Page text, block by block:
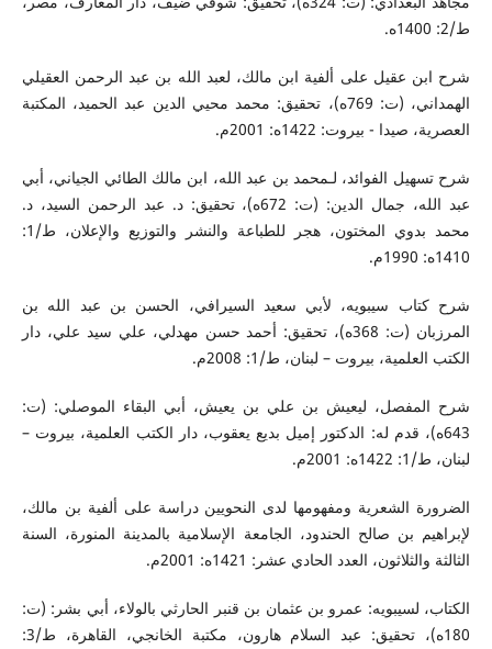
ط/2: 1400ه.
شرح ابن عقيل على ألفية ابن مالك، لعبد الله بن عبد الرحمن العقيلي
الهمداني، (ت: 769ه)، تحقيق: محمد محيي الدين عبد الحميد، المكتبة
العصرية، صيدا - بيروت: 1422ه: 2001م.
شرح تسهيل الفوائد، لـمحمد بن عبد الله، ابن مالك الطائي الجياني، أبي
عبد الله، جمال الدين: (ت: 672ه)، تحقيق: د. عبد الرحمن السيد، د.
محمد بدوي المختون، هجر للطباعة والنشر والتوزيع والإعلان، ط/1:
1410ه: 1990م.
شرح كتاب سيبويه، لأبي سعيد السيرافي، الحسن بن عبد الله بن
المرزبان (ت: 368ه)، تحقيق: أحمد حسن مهدلي، علي سيد علي، دار
الكتب العلمية، بيروت – لبنان، ط/1: 2008م.
شرح المفصل، ليعيش بن علي بن يعيش، أبي البقاء الموصلي: (ت:
643ه)، قدم له: الدكتور إميل بديع يعقوب، دار الكتب العلمية، بيروت –
لبنان، ط/1: 1422ه: 2001م.
الضرورة الشعرية ومفهومها لدى النحويين دراسة على ألفية بن مالك،
لإبراهيم بن صالح الحندود، الجامعة الإسلامية بالمدينة المنورة، السنة
الثالثة والثلاثون، العدد الحادي عشر: 1421ه: 2001م.
الكتاب، لسيبويه: عمرو بن عثمان بن قنبر الحارثي بالولاء، أبي بشر: (ت:
180ه)، تحقيق: عبد السلام هارون، مكتبة الخانجي، القاهرة، ط/3: